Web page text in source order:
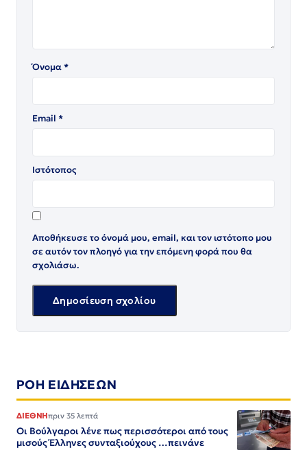
Όνομα*
Email *
Ιστότοπος
Αποθήκευσε το όνομά μου, email, και τον ιστότοπο μου
σε αυτόν τον πλοηγό για την επόμενη φορά που θα
σχολιάσω.
ΡΟΗ ΕΙΔΗΣΕΩΝ
ΔΙΕΘΝΗπριν 35 λεπτά
Οι Βούλγαροι λένε πως περισσότεροι από τους
μισούς Έλληνες συνταξιούχους …πεινάνε